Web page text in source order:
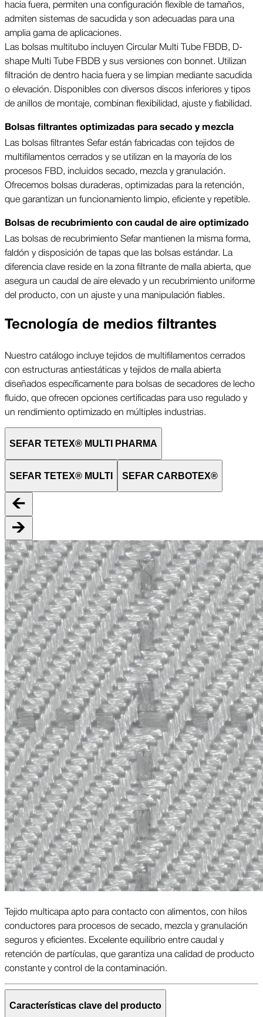
hacia fuera, permiten una configuración flexible de tamaños,
admiten sistemas de sacudida y son adecuadas para una
amplia gama de aplicaciones.
Las bolsas multitubo incluyen Circular Multi Tube FBDB, D-
shape Multi Tube FBDB y sus versiones con bonnet. Utilizan
filtración de dentro hacia fuera y se limpian mediante sacudida
o elevación. Disponibles con diversos discos inferiores y tipos
de anillos de montaje, combinan flexibilidad, ajuste y fiabilidad.
Bolsas filtrantes optimizadas para secado y mezcla
Las bolsas filtrantes Sefar están fabricadas con tejidos de
multifilamentos cerrados y se utilizan en la mayoría de los
procesos FBD, incluidos secado, mezcla y granulación.
Ofrecemos bolsas duraderas, optimizadas para la retención,
que garantizan un funcionamiento limpio, eficiente y repetible.
Bolsas de recubrimiento con caudal de aire optimizado
Las bolsas de recubrimiento Sefar mantienen la misma forma,
faldón y disposición de tapas que las bolsas estándar. La
diferencia clave reside en la zona filtrante de malla abierta, que
asegura un caudal de aire elevado y un recubrimiento uniforme
del producto, con un ajuste y una manipulación fiables.
Tecnología de medios filtrantes
Nuestro catálogo incluye tejidos de multifilamentos cerrados
con estructuras antiestáticas y tejidos de malla abierta
diseñados específicamente para bolsas de secadores de lecho
fluido, que ofrecen opciones certificadas para uso regulado y
un rendimiento optimizado en múltiples industrias.
SEFAR TETEX® MULTI PHARMA
SEFAR TETEX® MULTI SEFAR CARBOTEX®
Tejido multicapa apto para contacto con alimentos, con hilos
conductores para procesos de secado, mezcla y granulación
seguros y eficientes. Excelente equilibrio entre caudal y
retención de partículas, que garantiza una calidad de producto
constante y control de la contaminación.
Características clave del producto